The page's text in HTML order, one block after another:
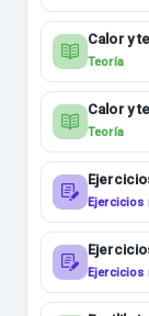
Calor y
Teoría
Calor y
Teoría
Ejercicios
Ejercicios